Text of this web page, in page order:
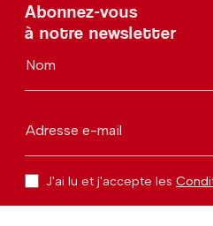
Abonnez-vous
à notre newsletter
Nom
Adresse e-mail
J'ai lu et j'accepte les